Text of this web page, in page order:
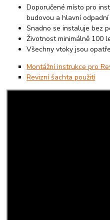
Doporučené místo pro
budovou a hlavní odpadní
Snadno se instaluje bez
Životnost minimálně 100
Všechny vtoky jsou
Montážní instrukce pro
Revizní šachta použití